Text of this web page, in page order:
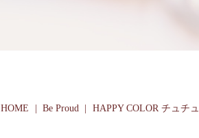
HOME Be Proud HAPPY COLOR チュチュ